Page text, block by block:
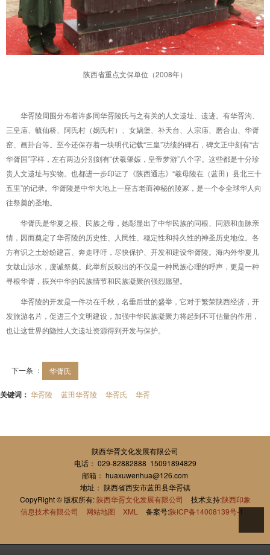
陕西省重点文保单位（2008年）
华胥陵周围分布着许多同华胥陵氏与之有关的人文遗址、遗迹。有华胥沟、
三皇庙、毓仙桥、阿氏村（娲氏村）、女娲堡、补天台、人宗庙、磨合山、华胥
窑、画卦台等。至今还保存着一块明代记载“三皇”功绩的碑石，碑文正中刻有“古
华胥国”字样，左右两边分别刻有“伏羲肇娠，皇帝梦游”八个字。这些都是十分珍
贵人文遗址与实物。也都进一步印证了《陕西通志》“羲母陵在（蓝田）县北三十
五里”的记录。华胥陵是中华大地上一座古老而神秘的陵冢，是一个令全球华人向
往祭奠的圣地。
华胥氏是华夏之根、民族之母，她彰显出了中华民族的同根、同源和血脉亲
情，因而奠定了华胥陵的历史性、人民性、稳定性和持久性的神圣历史地位。各
方有识之土纷纷建言、奔走呼吁，尽快保护、开发和建设华胥陵。海内外华夏儿
女跋山涉水，虔诚祭奠。此举所反映出的不仅是一种民族心理的呼声，更是一种
寻根华胥，振兴中华的民族情节和民族凝聚的强烈愿望。
华胥陵的开发是一件功在千秋，名垂后世的盛举，它对于繁荣陕西经济，开
发旅游名片，促进三个文明建设，加强中华民族凝聚力将起到不可估量的作用，
也让这世界的隐性人文遗址资源得到开发与保护。
下一条 ： 华胥氏
关键词： 华胥陵 蓝田华胥陵 华胥氏 华胥
陕西华胥文化发展有限公司
电话： 029-82882888 15091894829
邮箱： huaxuwenhua@126.com
地址： 陕西省西安市蓝田县华胥镇
CopyRight © 版权所有:陕西华胥文化发展有限公司 技术支持:陕西印象
信息技术有限公司
网站地图 XML 备案号:陕ICP备14008139号-1